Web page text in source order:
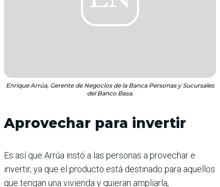
Enrique Arrúa, Gerente de Negocios de la Banca Personas y Sucursales
del Banco Basa.
Aprovechar para invertir
Es así que Arrúa instó a las personas a provechar e
invertir, ya que el producto está destinado para aquellos
que tengan una vivienda y quieran ampliarla,